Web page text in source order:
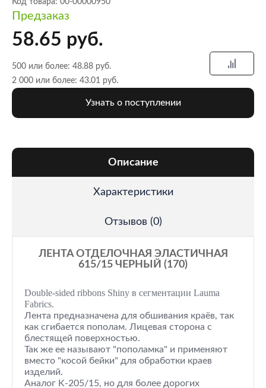
Код товара: 00-00000950
Предзаказ
58.65 руб.
500 или более: 48.88 руб.
2 000 или более: 43.01 руб.
Узнать о поступлении
Описание
Характеристики
Отзывов (0)
ЛЕНТА ОТДЕЛОЧНАЯ ЭЛАСТИЧНАЯ
615/15 ЧЕРНЫЙ (170)
Double-sided ribbons Shiny в сегментации Lauma
Fabrics.
Лента предназначена для обшивания краёв, так
как сгибается пополам. Лицевая сторона с
блестящей поверхностью.
Так же ее называют "пополамка" и применяют
вместо "косой бейки" для обработки краев
изделий.
Аналог K-205/15, но для более дорогих